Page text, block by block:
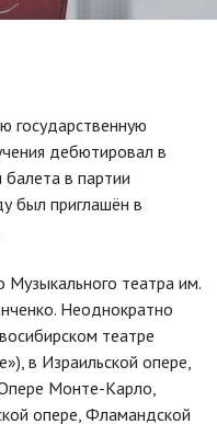
государственную
дебютировал в
балета в партии
был приглашён в
Музыкального театра им.
Неоднократно
театре
в Израильской опере,
Монте-Карло,
опере, Фламандской